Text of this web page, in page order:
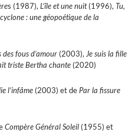
s (1987), L’île et une nuit(1996), Tu,
: une géopoétique de la
des fous d’amour (2003), Je suis la fille
triste Bertha chante (2020)
l’infâme (2003) et de Par la fissure
Compère Général Soleil (1955) et